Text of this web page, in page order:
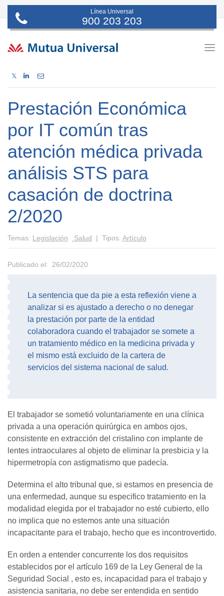
Línea Universal
900 203 203
𝕏
Prestación Económica
por IT común tras
atención médica privada
análisis STS para
casación de doctrina
2/2020
Temas: Legislación Salud | Tipos: Artículo
Publicado el: 26/02/2020
La sentencia que da pie a esta reflexión viene a
analizar si es ajustado a derecho o no denegar
la prestación por parte de la entidad
colaboradora cuando el trabajador se somete a
un tratamiento médico en la medicina privada y
el mismo está excluido de la cartera de
servicios del sistema nacional de salud.
El trabajador se sometió voluntariamente en una clínica
privada a una operación quirúrgica en ambos ojos,
consistente en extracción del cristalino con implante de
lentes intraoculares al objeto de eliminar la presbicia y la
hipermetropía con astigmatismo que padecía.
Determina el alto tribunal que, si estamos en presencia de
una enfermedad, aunque su especifico tratamiento en la
modalidad elegida por el trabajador no esté cubierto, ello
no implica que no estemos ante una situación
incapacitante para el trabajo, hecho que es incontrovertido.
En orden a entender concurrente los dos requisitos
establecidos por el artículo 169 de la Ley General de la
Seguridad Social , esto es, incapacidad para el trabajo y
asistencia sanitaria, no debe ser entendida en sentido